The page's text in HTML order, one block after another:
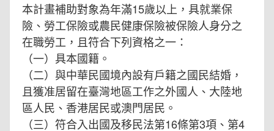
本計畫補助對象為年滿15歲以上，具就業保
險、勞工保險或農民健康保險被保險人身分之
在職勞工，且符合下列資格之一：
（一）具本國籍。
（二）與中華民國境內設有戶籍之國民結婚，
且獲准居留在臺灣地區工作之外國人、大陸地
區人民、香港居民或澳門居民。
（三）符合入出國及移民法第16條第3項、第4